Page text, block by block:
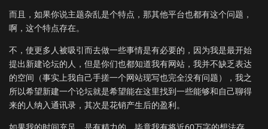
而且，如果你说主题杂乱是个特点，那其他平台也都有这个问题，
啊，这个特点存在。
不，使更多人被吸引而去做一些事情是有必要的，因为我是最开始
提出新建论坛的人，但是你们也都知道我有网站，我并不缺乏表达
的空间（事实上我自己手搓一个网站现写也完全没有问题），我之
所以希望新建一个论坛就是希望能在这里找到一些能够和自己聊得
来的人纳入通讯录，其次是花销产生后的盈利。